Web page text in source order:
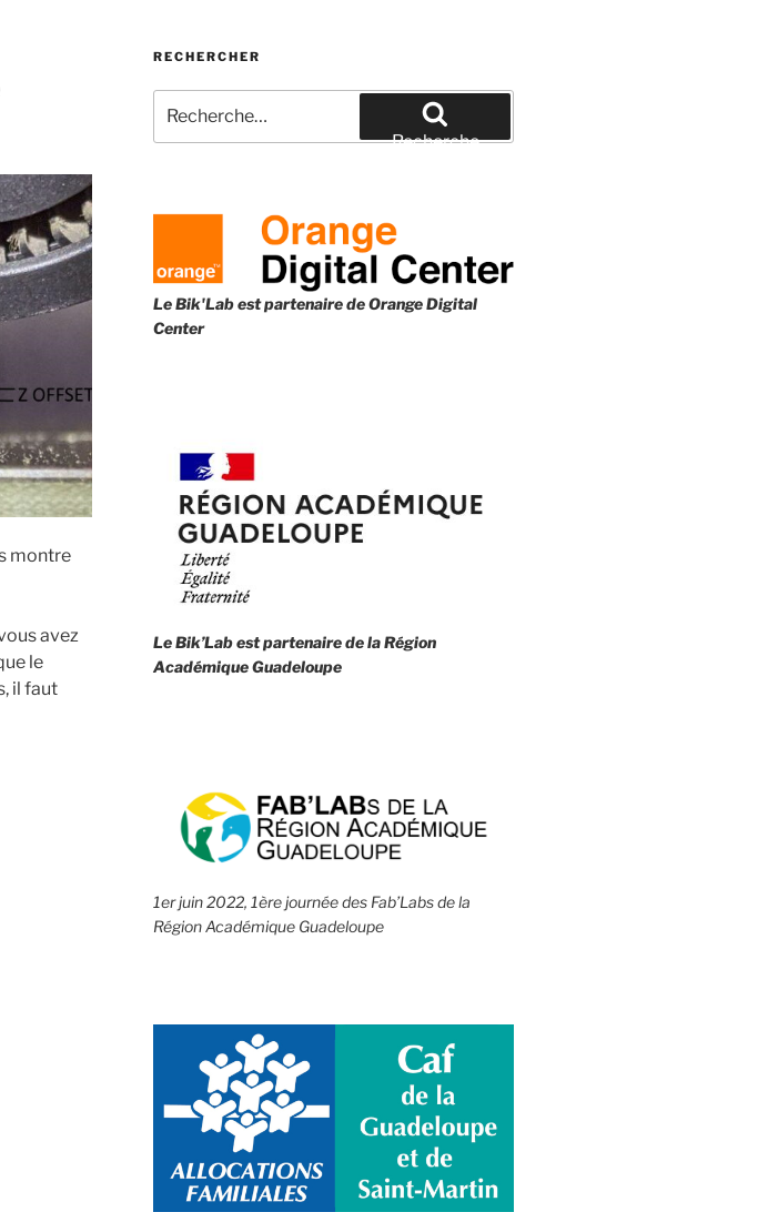
montre
avez
le
il faut
RECHERCHER
pour
:
Recherche
Le Bik'Lab est partenaire deOrange Digital
Center
Le Bik’Lab est partenaire de laRégion
Académique Guadeloupe
1er juin 2022, 1ère journée des Fab’Labs de la
Région Académique Guadeloupe